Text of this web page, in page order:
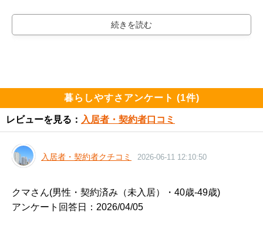
暮らしやすさアンケート (1件)
レビューを見る： 入居者・契約者口コミ
入居者・契約者クチコミ 2026-06-11 12:10:50
クマさん(男性・契約済み（未入居）・40歳-49歳)
アンケート回答日：2026/04/05